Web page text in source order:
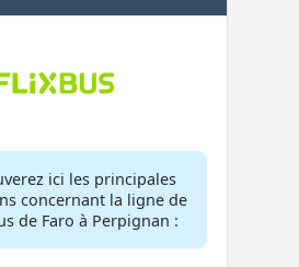
ici les principales
concernant la ligne de
de Faro à Perpignan :